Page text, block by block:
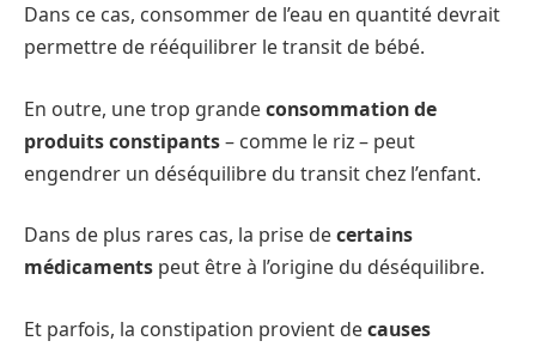
Dans ce cas, consommer de l’eau en quantité devrait
permettre de rééquilibrer le transit de bébé.
En outre, une trop grandeconsommation de
produits constipants– comme le riz – peut
engendrer un déséquilibre du transit chez l’enfant.
Dans de plus rares cas, la prise decertains
médicaments peut être à l’origine du déséquilibre.
Et parfois, la constipation provient decauses